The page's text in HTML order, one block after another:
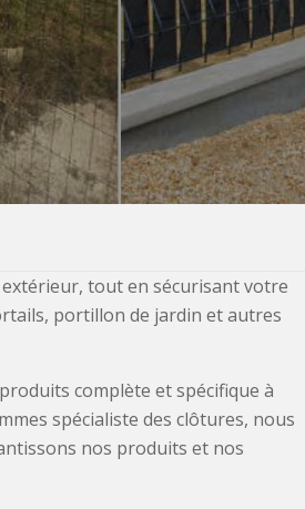
tout en sécurisant votre
portillon de jardin et autres
complète et spécifique à
spécialiste des clôtures, nous
nos produits et nos